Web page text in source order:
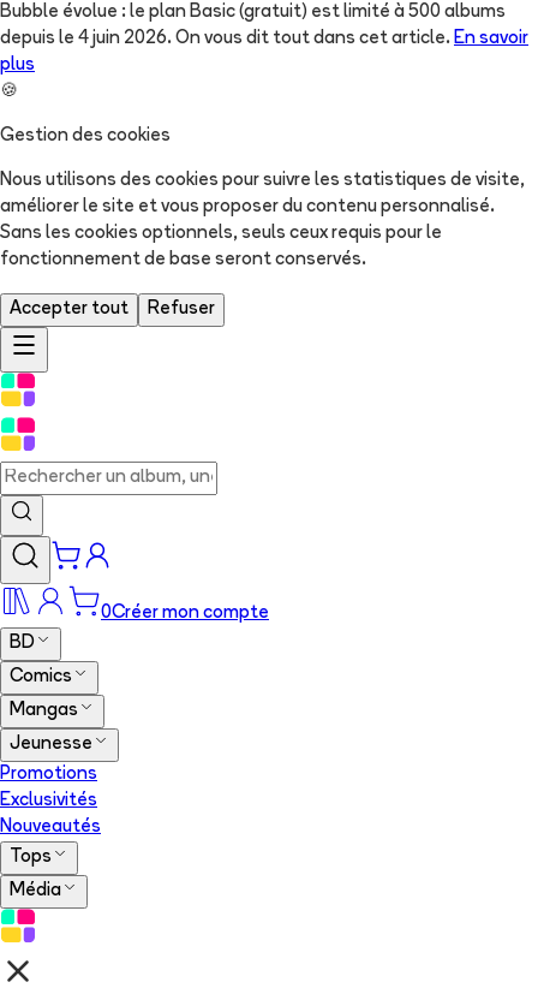
Bubble évolue : le plan Basic (gratuit) est limité à 500 albums
depuis le 4 juin 2026. On vous dit tout dans cet article. En savoir
plus
🍪
Gestion des cookies
Nous utilisons des cookies pour suivre les statistiques de visite,
améliorer le site et vous proposer du contenu personnalisé.
Sans les cookies optionnels, seuls ceux requis pour le
fonctionnement de base seront conservés.
Accepter tout Refuser
0Créer mon compte
BD
Comics
Mangas
Jeunesse
Promotions
Exclusivités
Nouveautés
Tops
Média